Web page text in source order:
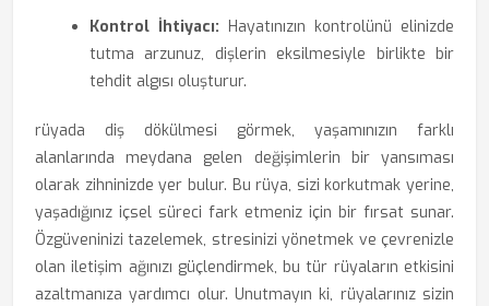
Kontrol İhtiyacı: Hayatınızın kontrolünü elinizde
tutma arzunuz, dişlerin eksilmesiyle birlikte bir
tehdit algısı oluşturur.
rüyada diş dökülmesi görmek, yaşamınızın farklı
alanlarında meydana gelen değişimlerin bir yansıması
olarak zihninizde yer bulur. Bu rüya, sizi korkutmak yerine,
yaşadığınız içsel süreci fark etmeniz için bir fırsat sunar.
Özgüveninizi tazelemek, stresinizi yönetmek ve çevrenizle
olan iletişim ağınızı güçlendirmek, bu tür rüyaların etkisini
azaltmanıza yardımcı olur. Unutmayın ki, rüyalarınız sizin